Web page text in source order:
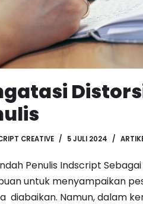
CREATIVE 5 JULI 2024
Penulis Indscript
untuk menyampaikan
diabaikan. Namun, dalam